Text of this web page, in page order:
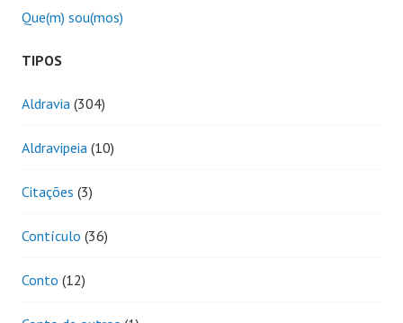
Que(m) sou(mos)
TIPOS
Aldravia (304)
Aldravipeia (10)
Citações (3)
Contículo (36)
Conto (12)